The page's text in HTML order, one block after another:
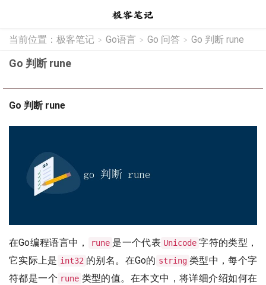
当前位置： 极客笔记 > Go语言 > Go 问答 > Go 判断 rune
Go 判断 rune
Go 判断 rune
在Go编程语言中， rune 是一个代表 Unicode 字符的类型，
它实际上是 int32 的别名。在Go的 string 类型中，每个字
符都是一个 rune 类型的值。在本文中，将详细介绍如何在